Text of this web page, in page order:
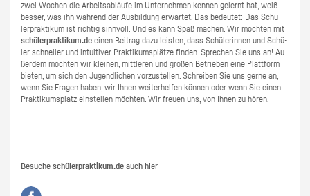
zwei Wo­chen die Ar­beits­ab­läu­fe im Un­ter­neh­men ken­nen ge­lernt hat, weiß
bes­ser, was ihn wäh­rend der Aus­bil­dung er­war­tet. Das be­deu­tet: Das Schü­
ler­prak­ti­kum ist rich­tig sinn­voll. Und es kann Spaß ma­chen. Wir möch­ten mit
schü­ler­prak­ti­kum.de einen Bei­trag dazu leis­ten, dass Schü­le­rin­nen und Schü­
ler schnel­ler und in­tui­ti­ver Prak­ti­kums­plät­ze fin­den. Spre­chen Sie uns an! Au­
ßer­dem möch­ten wir klei­nen, mitt­le­ren und gro­ßen Be­trie­ben eine Platt­form
bie­ten, um sich den Ju­gend­li­chen vor­zu­stel­len. Schrei­ben Sie uns gerne an,
wenn Sie Fra­gen haben, wir Ihnen wei­ter­hel­fen kön­nen oder wenn Sie einen
Prak­ti­kums­platz ein­stel­len möch­ten. Wir freu­en uns, von Ihnen zu hören.
Besuche schülerpraktikum.de auch hier